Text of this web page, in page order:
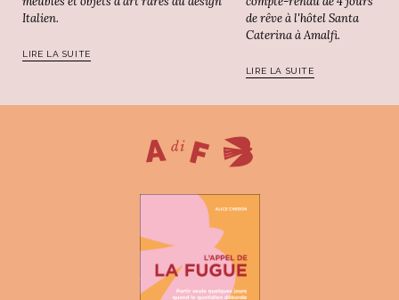
Italien.
LIRE LA SUITE
de rêve à l'hôtel Santa
Caterina à Amalfi.
LIRE LA SUITE